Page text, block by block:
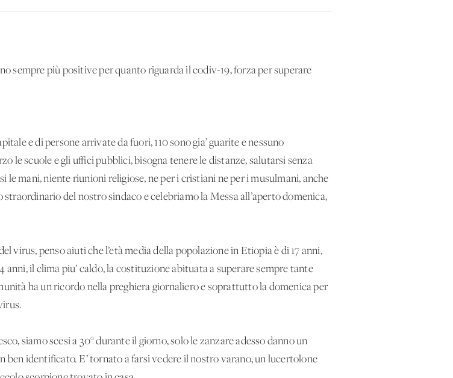
sempre più positive per quanto riguarda il codiv-19, forza per superare
e di persone arrivate da fuori, 110 sono gia’ guarite e nessuno
le scuole e gli uffici pubblici, bisogna tenere le distanze, salutarsi senza
le mani, niente riunioni religiose, ne per i cristiani ne per i musulmani, anche
del nostro sindaco e celebriamo la Messa all’aperto domenica,
virus, penso aiuti che l’età media della popolazione in Etiopia è di 17 anni,
il clima piu’ caldo, la costituzione abituata a superare sempre tante
ha un ricordo nella preghiera giornaliero e soprattutto la domenica per
siamo scesi a 30° durante il giorno, solo le zanzare adesso danno un
ben identificato. E’ tornato a farsi vedere il nostro varano, un lucertolone